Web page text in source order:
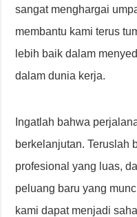
sangat menghargai
membantu kami terus
lebih baik dalam
dalam dunia kerja.
Ingatlah bahwa
berkelanjutan. Teruslah
profesional yang luas,
peluang baru yang
kami dapat menjadi